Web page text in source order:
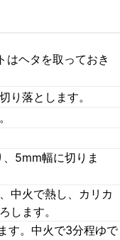
はヘタを取っておき
り落とします。
5mm幅に切りま
中火で熱し、カリカ
します。
す。中火で3分程ゆで